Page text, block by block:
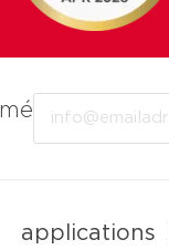
applications